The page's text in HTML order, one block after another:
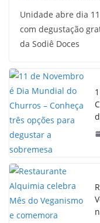
Unidade abre dia
com degustação
da Sodiê Doces